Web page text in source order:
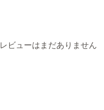
レビューはまだありません